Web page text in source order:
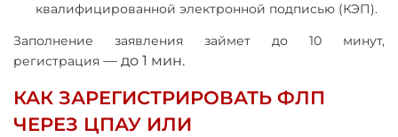
квалифицированной электронной подписью (КЭП).
Заполнение заявления займет до 10 минут,
регистрация — до 1 мин.
КАК ЗАРЕГИСТРИРОВАТЬ ФЛП
ЧЕРЕЗ ЦПАУ ИЛИ